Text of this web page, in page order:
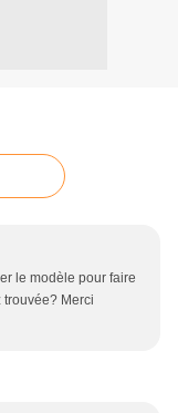
le modèle pour faire
Merci